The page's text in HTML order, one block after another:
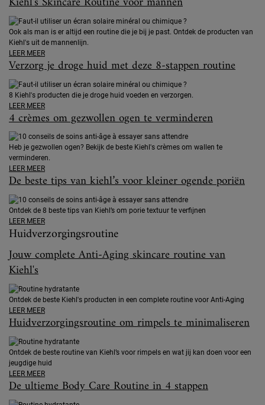
Ook als man is er altijd een routine die je bij je past. Ontdek de producten van
Kiehl's uit de mannenlijn.
LEER MEER
Verzorg je droge huid met deze 8-stappen routine
8 Kiehl's producten die je droge huid voeden en verzorgen.
LEER MEER
4 crèmes om gezwollen ogen te verminderen
Heb je gezwollen ogen? Bekijk de beste Kiehl's crèmes om wallen te
verminderen.
LEER MEER
De beste tips van kiehl’s voor kleiner ogende poriën
Ontdek de 8 beste tips van Kiehl’s om porie textuur te verfijnen
LEER MEER
Huidverzorgingsroutine
Jouw complete Anti-Aging skincare routine van
Kiehl's
Ontdek de beste Kiehl's producten in een complete routine voor Anti-Aging
LEER MEER
Huidverzorgingsroutine om rimpels te minimaliseren
Ontdek de beste routine van Kiehl’s voor rimpels en wat jij kan doen voor een
jeugdige huid
LEER MEER
De ultieme Body Care Routine in 4 stappen